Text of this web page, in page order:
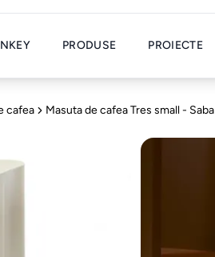
PRODUSE PROIECTE
cafea Masuta de cafea Tres small - Saba